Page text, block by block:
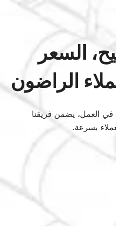
السعر
الراضون
العمل، يضمن فريقنا
بسرعة.